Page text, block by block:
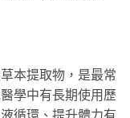
本提取物，是最常
學中有長期使用歷
循環、提升體力有